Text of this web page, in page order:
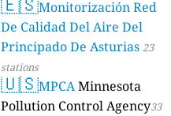
Monitorización Red
De Calidad Del Aire Del
Principado De Asturias 23
stations
🇺🇸MPCAMinnesota
Pollution Control Agency33